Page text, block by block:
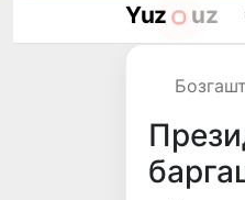
Yuz uz